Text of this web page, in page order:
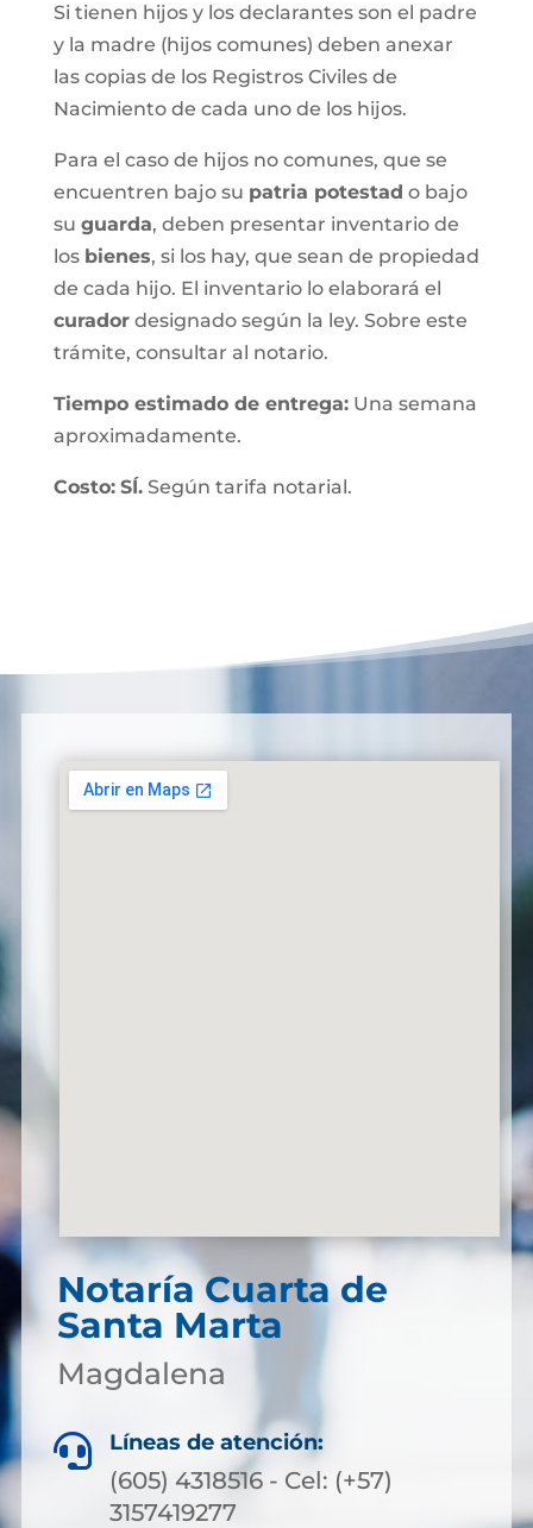
Si tienen hijos y los declarantes son el padre
y la madre (hijos comunes) deben anexar
las copias de los Registros Civiles de
Nacimiento de cada uno de los hijos.
Para el caso de hijos no comunes, que se
encuentren bajo su patria potestad o bajo
su guarda, deben presentar inventario de
los bienes, si los hay, que sean de propiedad
de cada hijo. El inventario lo elaborará el
curadordesignado según la ley. Sobre este
trámite, consultar al notario.
Tiempo estimado de entrega:Una semana
aproximadamente.
Costo: SÍ.Según tarifa notarial.
Notaría Cuarta de
Santa Marta
Magdalena
 Líneas de atención:
(605) 4318516 - Cel: (+57)
3157419277